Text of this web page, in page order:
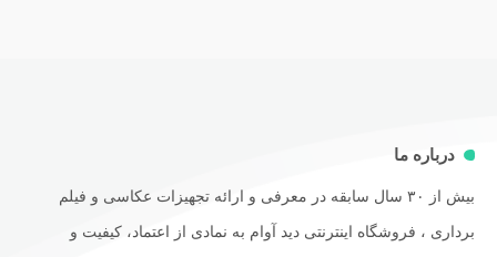
درباره ما
بیش از ۳۰ سال سابقه در معرفی و ارائه تجهیزات عکاسی و فیلم
برداری ، فروشگاه اینترنتی دید آوام به نمادی از اعتماد، کیفیت و